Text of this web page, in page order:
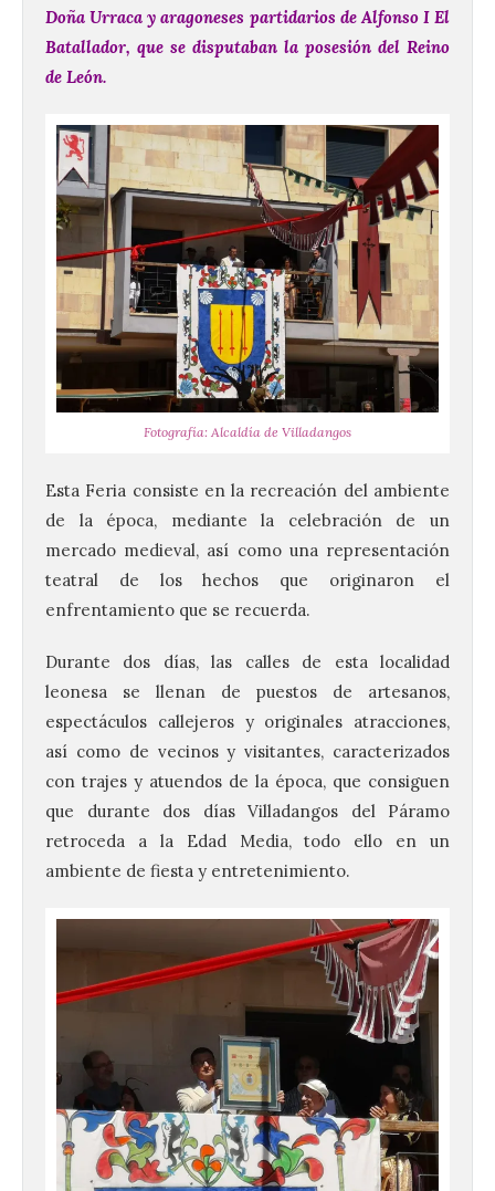
Doña Urraca y aragoneses partidarios de Alfonso I El
Batallador, que se disputaban la posesión del Reino
de León.
Fotografía: Alcaldía de Villadangos
Esta Feria consiste en la recreación del ambiente
de la época, mediante la celebración de un
mercado medieval, así como una representación
teatral de los hechos que originaron el
enfrentamiento que se recuerda.
Durante dos días, las calles de esta localidad
leonesa se llenan de puestos de artesanos,
espectáculos callejeros y originales atracciones,
así como de vecinos y visitantes, caracterizados
con trajes y atuendos de la época, que consiguen
que durante dos días Villadangos del Páramo
retroceda a la Edad Media, todo ello en un
ambiente de fiesta y entretenimiento.